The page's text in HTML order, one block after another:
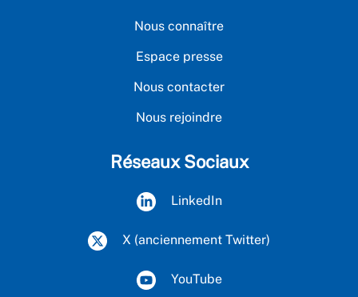
Nous connaître
Espace presse
Nous contacter
Nous rejoindre
Réseaux Sociaux
LinkedIn
X (anciennement Twitter)
YouTube